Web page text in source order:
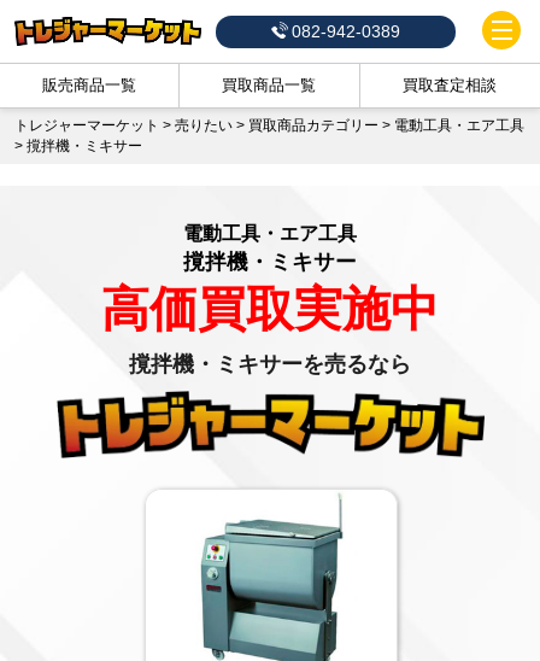
082-942-0389
販売商品一覧 買取商品一覧 買取査定相談
トレジャーマーケット > 売りたい > 買取商品カテゴリー > 電動工具・エア工具
> 撹拌機・ミキサー
電動工具・エア工具
撹拌機・ミキサー
高価買取実施中
撹拌機・ミキサーを売るなら